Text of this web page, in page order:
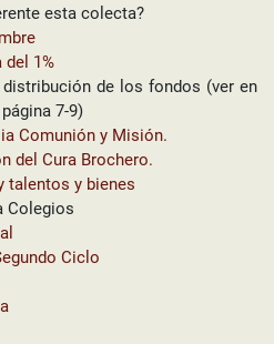
esta colecta?
del 1%
de los fondos (ver en
7-9)
Comunión y Misión.
del Cura Brochero.
talentos y bienes
Colegios
Ciclo